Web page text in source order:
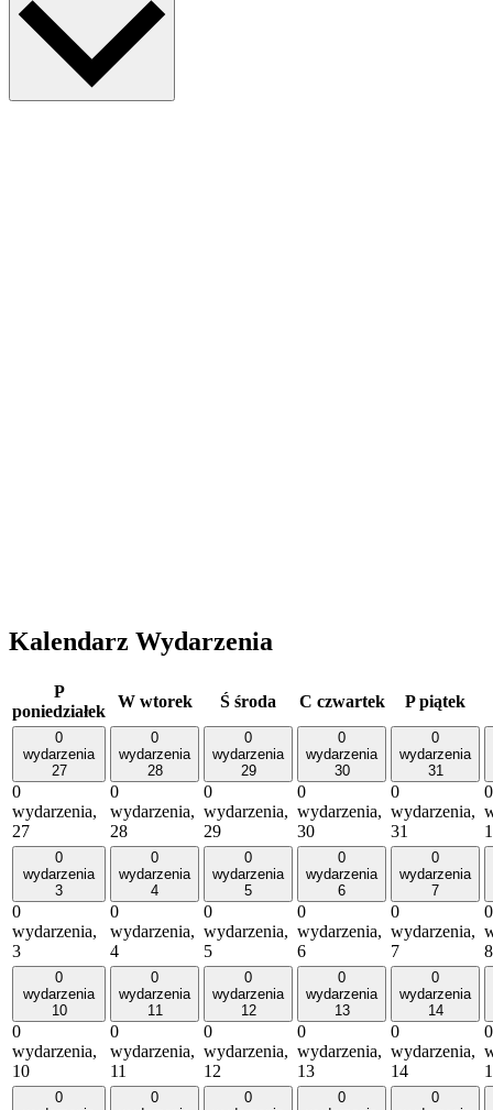
Kalendarz Wydarzenia
P
poniedziałek
W wtorek Ś środa C czwartek Ppiątek
0
wydarzenia
27
0
wydarzenia,
27
0
wydarzenia
28
0
wydarzenia,
28
0
wydarzenia
29
0
wydarzenia,
29
0
wydarzenia
30
0
wydarzenia,
30
0
wydarzenia
31
0
wydarzenia,
31
0
1
0
wydarzenia
3
0
wydarzenia,
3
0
wydarzenia
4
0
wydarzenia,
4
0
wydarzenia
5
0
wydarzenia,
5
0
wydarzenia
6
0
wydarzenia,
6
0
wydarzenia
7
0
wydarzenia,
7
0
8
0
wydarzenia
10
0
wydarzenia,
10
0
wydarzenia
11
0
wydarzenia,
11
0
wydarzenia
12
0
wydarzenia,
12
0
wydarzenia
13
0
wydarzenia,
13
0
wydarzenia
14
0
wydarzenia,
14
0
0
0
0
0
0